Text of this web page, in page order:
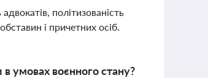
політизованість
і причетних осіб.
умовах воєнного стану?